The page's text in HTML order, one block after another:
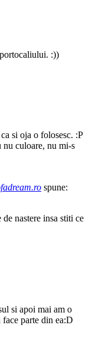
:))
si oja o folosesc. :P
nu culoare, nu mi-s
spune:
nastere insa stiti ce
si apoi mai am o
parte din ea:D